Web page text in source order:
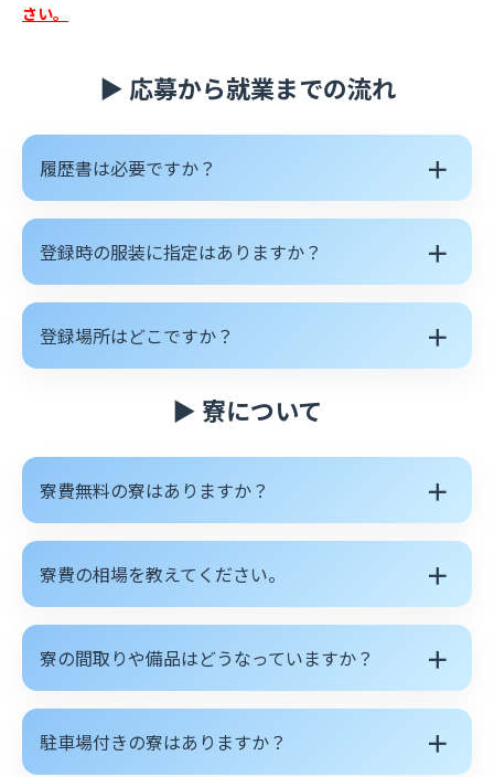
さい。
▶ 応募から就業までの流れ
履歴書は必要ですか？ ＋
登録時の服装に指定はありますか？ ＋
登録場所はどこですか？ ＋
▶ 寮について
寮費無料の寮はありますか？ ＋
寮費の相場を教えてください。 ＋
寮の間取りや備品はどうなっていますか？ ＋
駐車場付きの寮はありますか？ ＋